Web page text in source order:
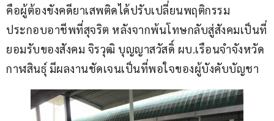
คือผู้ต้องขังคดียาเสพติดได้ปรับเปลี่ยนพฤติกรรม
ประกอบอาชีพที่สุจริต หลังจากพ้นโทษกลับสู่สังคมเป็นที่
ยอมรับของสังคม จิรวุฒิ บุญญาสวัสดิ์ ผบ.เรือนจำจังหวัด
กาฬสินธุ์ มีผลงานชัดเจนเป็นที่พอใจของผู้บังคับบัญชา